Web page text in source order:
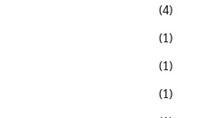
(4)
(1)
(1)
(1)